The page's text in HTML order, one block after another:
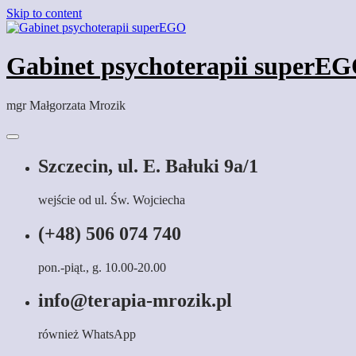
Skip to content
Gabinet psychoterapii
mgr Małgorzata Mrozik
Szczecin, ul. E. Bałuki 9a/1
wejście od ul. Św. Wojciecha
(+48) 506 074 740
pon.-piąt., g. 10.00-20.00
info@terapia-mrozik.pl
również WhatsApp